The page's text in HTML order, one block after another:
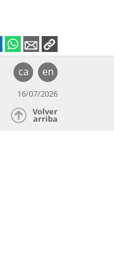
ca en
16/07/2026
Volver
arriba